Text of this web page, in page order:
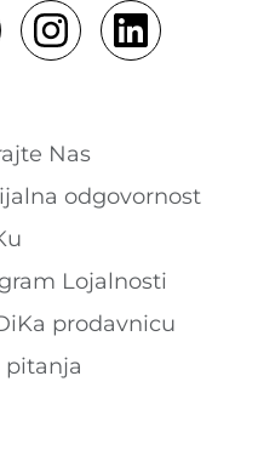
Nas
odgovornost
Lojalnosti
prodavnicu
pitanja